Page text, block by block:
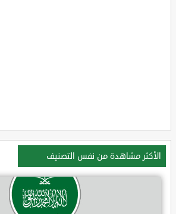
الأكثر مشاهدة من نفس التصنيف